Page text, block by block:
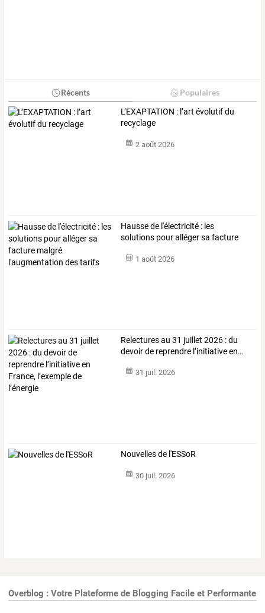
Récents Populaires
L’EXAPTATION : l’art évolutif du
recyclage
2 août 2026
Haussede l'électricité : les
solutions pourallégersa facture
1 août 2026
Relecturesau 31 juillet 2026 :du
devoirde reprendre l’initiativeen…
31 juil. 2026
Nouvelles de l'ESSoR
30 juil. 2026
Overblog : Votre Plateforme de Blogging Facile et Performante